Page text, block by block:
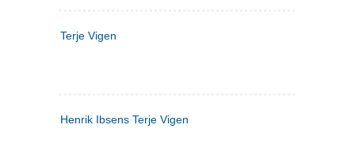
Terje Vigen
Henrik Ibsens Terje Vigen